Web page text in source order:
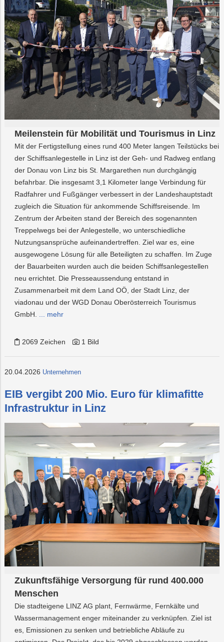
Meilenstein für Mobilität und Tourismus in Linz
Mit der Fertigstellung eines rund 400 Meter langen Teilstücks bei
der Schiffsanlegestelle in Linz ist der Geh- und Radweg entlang
der Donau von Linz bis St. Margarethen nun durchgängig
befahrbar. Die insgesamt 3,1 Kilometer lange Verbindung für
Radfahrer und Fußgänger verbessert in der Landeshauptstadt
zugleich die Situation für ankommende Schiffsreisende. Im
Zentrum der Arbeiten stand der Bereich des sogenannten
Treppelwegs bei der Anlegestelle, wo unterschiedliche
Nutzungsansprüche aufeinandertreffen. Ziel war es, eine
ausgewogene Lösung für alle Beteiligten zu schaffen. Im Zuge
der Bauarbeiten wurden auch die beiden Schiffsanlegestellen
neu errichtet. Die Presseaussendung entstand in
Zusammenarbeit mit dem Land OÖ, der Stadt Linz, der
viadonau und der WGD Donau Oberösterreich Tourismus
GmbH.
... mehr
2069 Zeichen 1 Bild
20.04.2026 Unternehmen
EIB vergibt 200 Mio. Euro für klimafitte
Infrastruktur in Linz
Zukunftsfähige Versorgung für rund 400.000
Menschen
Die stadteigene LINZ AG plant, Fernwärme, Fernkälte und
Wassermanagement enger miteinander zu verknüpfen. Ziel ist
es, Emissionen zu senken und betriebliche Abläufe zu